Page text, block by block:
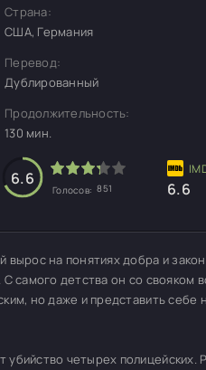
Страна:
США, Германия
Перевод:
Дублированный
Продолжительность:
130 мин.
6.6
Голосов: 851 6.6
вырос на понятиях добра и
самого детства он со свояком
но даже и представить
четырех полицейских.